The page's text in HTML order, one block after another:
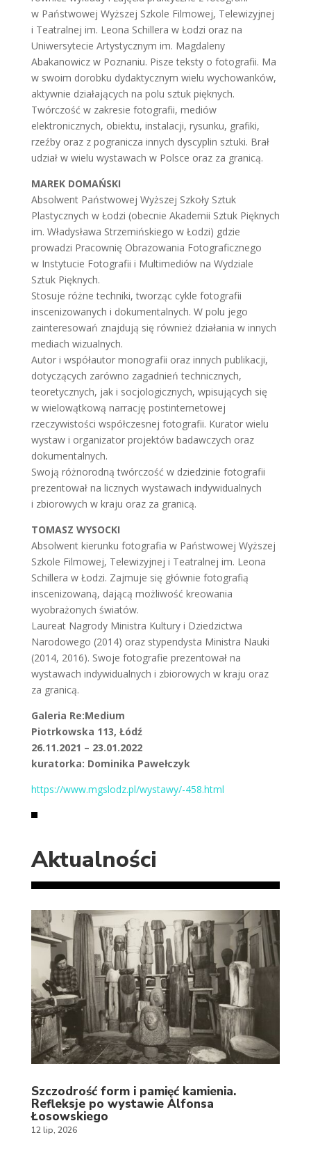
w Państwowej Wyższej Szkole Filmowej, Telewizyjnej
i Teatralnej im. Leona Schillera w Łodzi oraz na
Uniwersytecie Artystycznym im. Magdaleny
Abakanowicz w Poznaniu. Pisze teksty o fotografii. Ma
w swoim dorobku dydaktycznym wielu wychowanków,
aktywnie działających na polu sztuk pięknych.
Twórczość w zakresie fotografii, mediów
elektronicznych, obiektu, instalacji, rysunku, grafiki,
rzeźby oraz z pogranicza innych dyscyplin sztuki. Brał
udział w wielu wystawach w Polsce oraz za granicą.
MAREK DOMAŃSKI
Absolwent Państwowej Wyższej Szkoły Sztuk
Plastycznych w Łodzi (obecnie Akademii Sztuk Pięknych
im. Władysława Strzemińskiego w Łodzi) gdzie
prowadzi Pracownię Obrazowania Fotograficznego
w Instytucie Fotografii i Multimediów na Wydziale
Sztuk Pięknych.
Stosuje różne techniki, tworząc cykle fotografii
inscenizowanych i dokumentalnych. W polu jego
zainteresowań znajdują się również działania w innych
mediach wizualnych.
Autor i współautor monografii oraz innych publikacji,
dotyczących zarówno zagadnień technicznych,
teoretycznych, jak i socjologicznych, wpisujących się
w wielowątkową narrację postinternetowej
rzeczywistości współczesnej fotografii. Kurator wielu
wystaw i organizator projektów badawczych oraz
dokumentalnych.
Swoją różnorodną twórczość w dziedzinie fotografii
prezentował na licznych wystawach indywidualnych
i zbiorowych w kraju oraz za granicą.
TOMASZ WYSOCKI
Absolwent kierunku fotografia w Państwowej Wyższej
Szkole Filmowej, Telewizyjnej i Teatralnej im. Leona
Schillera w Łodzi. Zajmuje się głównie fotografią
inscenizowaną, dającą możliwość kreowania
wyobrażonych światów.
Laureat Nagrody Ministra Kultury i Dziedzictwa
Narodowego (2014) oraz stypendysta Ministra Nauki
(2014, 2016). Swoje fotografie prezentował na
wystawach indywidualnych i zbiorowych w kraju oraz
za granicą.
Galeria Re:Medium
Piotrkowska 113, Łódź
26.11.2021 – 23.01.2022
kuratorka: Dominika Pawełczyk
https://www.mgslodz.pl/wystawy/-458.html
Aktualności
Szczodrość form i pamięć kamienia.
Refleksje po wystawie Alfonsa
Łosowskiego
12 lip, 2026